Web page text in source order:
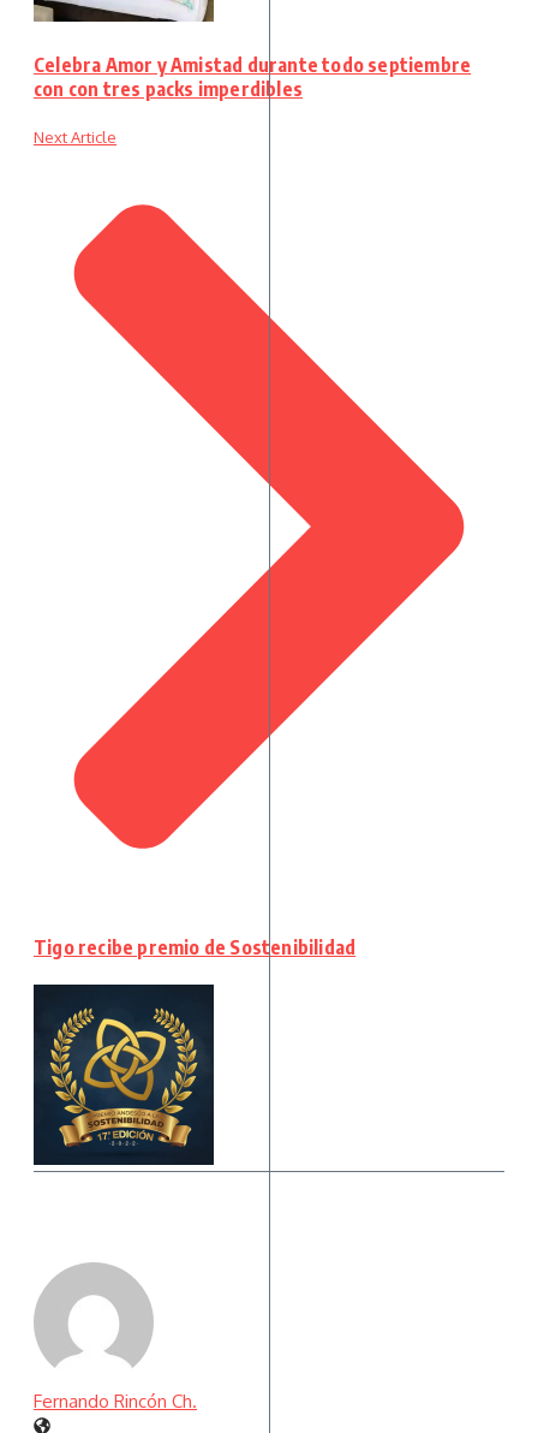
Celebra Amor y Amistad durante todo septiembre
con con tres packs imperdibles
Next Article
Tigo recibe premio de Sostenibilidad
Fernando Rincón Ch.